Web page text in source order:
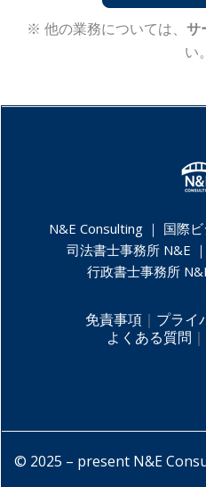
※ 他の業務については、 サ
い。
N&E Consulting ｜ 国際
司法書士事務所 N&E ｜
行政書士事務所
免責事項 ｜ プライ
よくある質問 ｜
© 2025 – present N&E